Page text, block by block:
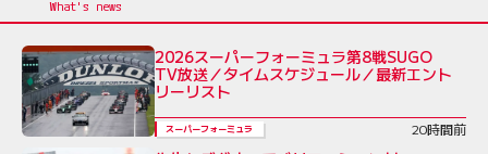
2026スーパーフォーミュラ第8戦SUGO
TV放送／タイムスケジュール／最新エント
リーリスト
スーパーフォーミュラ 20時間前